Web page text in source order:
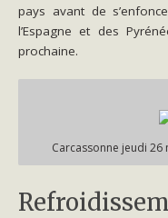
pays avant de
l’Espagne et des
prochaine.
Carcassonne jeudi 26